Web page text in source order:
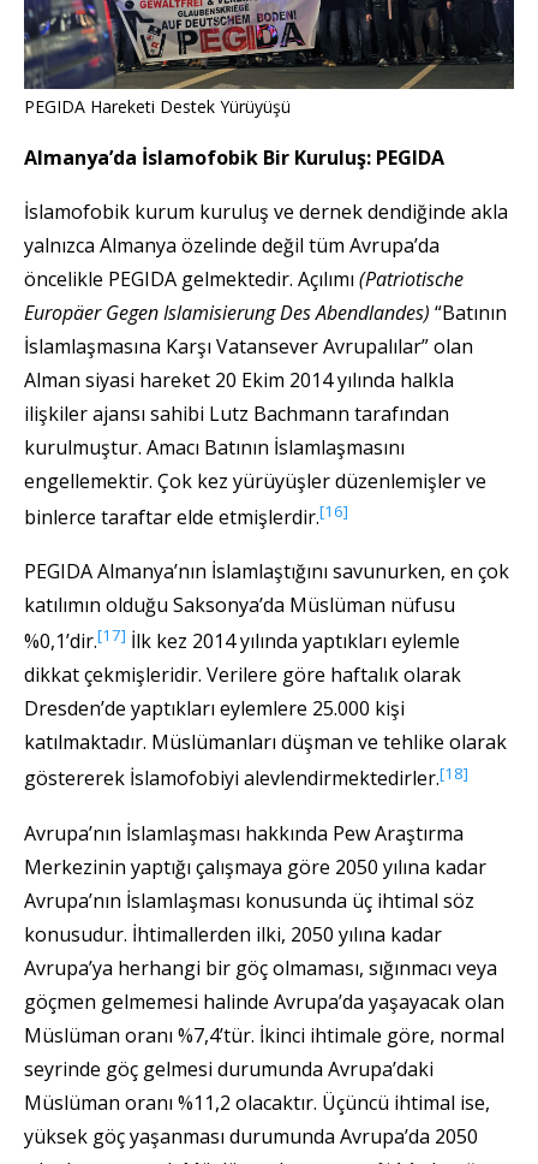
PEGIDA Hareketi Destek Yürüyüşü
Almanya’da İslamofobik Bir Kuruluş: PEGIDA
İslamofobik kurum kuruluş ve dernek dendiğinde akla
yalnızca Almanya özelinde değil tüm Avrupa’da
öncelikle PEGIDA gelmektedir. Açılımı (Patriotische
Europäer Gegen Islamisierung Des Abendlandes) “Batının
İslamlaşmasına Karşı Vatansever Avrupalılar” olan
Alman siyasi hareket 20 Ekim 2014 yılında halkla
ilişkiler ajansı sahibi Lutz Bachmann tarafından
kurulmuştur. Amacı Batının İslamlaşmasını
engellemektir. Çok kez yürüyüşler düzenlemişler ve
binlerce taraftar elde etmişlerdir.[16]
PEGIDA Almanya’nın İslamlaştığını savunurken, en çok
katılımın olduğu Saksonya’da Müslüman nüfusu
%0,1’dir.[17] İlk kez 2014 yılında yaptıkları eylemle
dikkat çekmişleridir. Verilere göre haftalık olarak
Dresden’de yaptıkları eylemlere 25.000 kişi
katılmaktadır. Müslümanları düşman ve tehlike olarak
göstererek İslamofobiyi alevlendirmektedirler.[18]
Avrupa’nın İslamlaşması hakkında Pew Araştırma
Merkezinin yaptığı çalışmaya göre 2050 yılına kadar
Avrupa’nın İslamlaşması konusunda üç ihtimal söz
konusudur. İhtimallerden ilki, 2050 yılına kadar
Avrupa’ya herhangi bir göç olmaması, sığınmacı veya
göçmen gelmemesi halinde Avrupa’da yaşayacak olan
Müslüman oranı %7,4’tür. İkinci ihtimale göre, normal
seyrinde göç gelmesi durumunda Avrupa’daki
Müslüman oranı %11,2 olacaktır. Üçüncü ihtimal ise,
yüksek göç yaşanması durumunda Avrupa’da 2050